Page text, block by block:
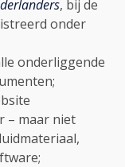
, bij de
onder
onderliggende
– maar niet